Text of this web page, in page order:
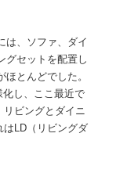
は、ソファ、ダイ
グセットを配置し
ほとんどでした。
し、ここ最近で
リビングとダイニ
LD（リビングダ